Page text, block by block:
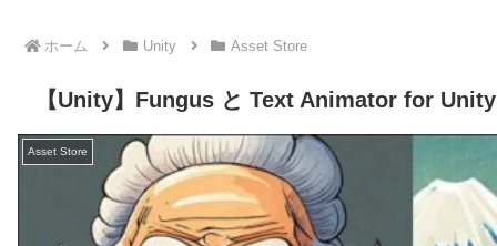
ホーム Unity Asset Store
【Unity】Fungus と Text Animator for
Asset Store